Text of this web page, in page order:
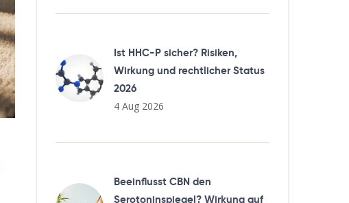
Ist HHC-P sicher? Risiken,
Wirkung und rechtlicher Status
2026
4 Aug 2026
Beeinflusst CBN den
Serotoninspiegel? Wirkung auf